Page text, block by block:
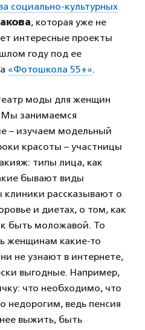
социально-культурных
, которая уже не
интересные проекты
году под ее
«Фотошкола 55+».
моды для женщин
Мы занимаемся
– изучаем модельный
красоты – участницы
типы лица, как
бывают виды
рассказывают о
и диетах, о том, как
быть моложавой. То
женщинам какие-то
не узнают в интернете,
выгодные. Например,
что необходимо, что
недорогим, ведь пенсия
выжить, быть